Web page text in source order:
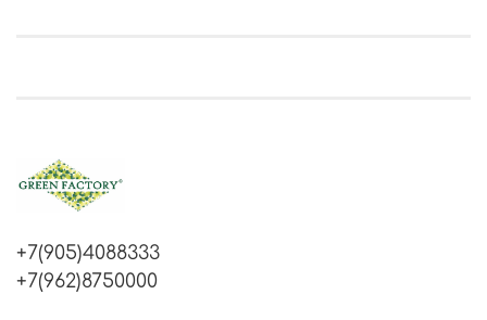
+7(905)4088333
+7(962)8750000